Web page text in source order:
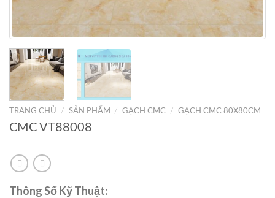
TRANG CHỦ / SẢN PHẨM / GẠCH CMC / GẠCH CMC 80X80CM
CMC VT88008
Thông Số Kỹ Thuật: